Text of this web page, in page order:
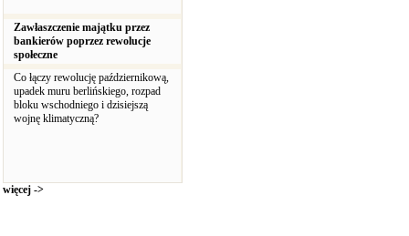
Zawłaszczenie majątku przez
bankierów poprzez rewolucje
społeczne
Co łączy rewolucję październikową,
upadek muru berlińskiego, rozpad
bloku wschodniego i dzisiejszą
wojnę klimatyczną?
więcej ->